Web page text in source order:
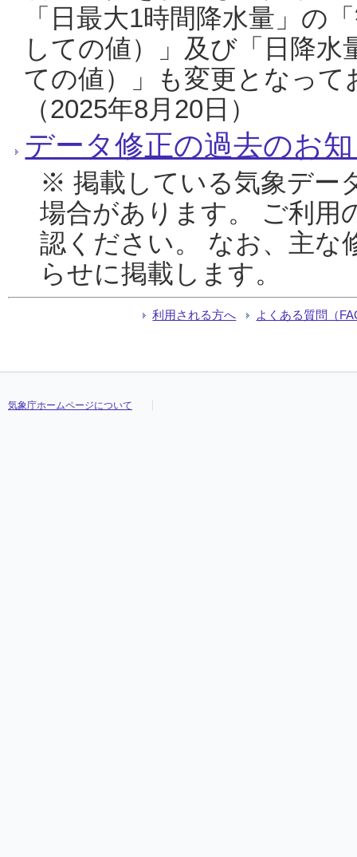
「日最大1時間降水量」の
しての値）」及び「日降
ての値）」も変更となっ
（2025年8月20日）
データ修正の過去のお
※ 掲載している気象デー
場合があります。 ご利用
認ください。 なお、主な
らせに掲載します。
利用される方へ よくある質問（
気象庁ホームページについて